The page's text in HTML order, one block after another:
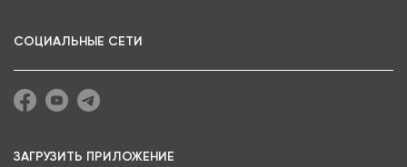
СОЦИАЛЬНЫЕ СЕТИ
ЗАГРУЗИТЬ ПРИЛОЖЕНИЕ